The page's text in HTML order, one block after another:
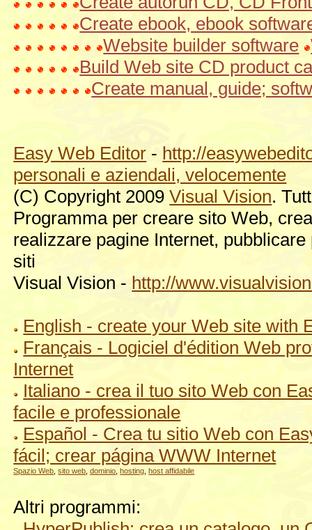
Create ebook, ebook
Website builder software
Build Web site CD product
Create manual, guide;
Easy Web Editor - http://
personali e aziendali, velocemente
(C) Copyright 2009Visual Vision.
Programma per creare sito Web,
realizzare pagine Internet,
siti
Visual Vision - http://
English - create your Web site with
Français - Logiciel d'édition Web
Internet
Italiano - crea il tuo sito Web con
facile e professionale
Español - Crea tu sitio Web con
fácil; crear página WWW Internet
Spazio Web ,sito web ,dominio ,hosting ,host affidabile
Altri programmi: